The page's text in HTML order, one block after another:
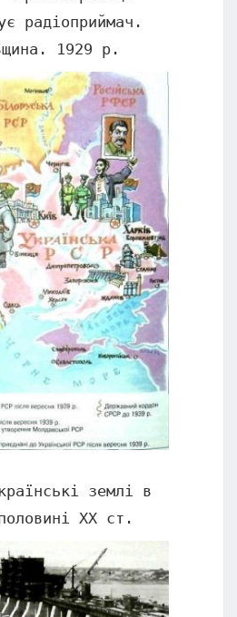
радіоприймач.
1929 р.
землі в
ХХ ст.